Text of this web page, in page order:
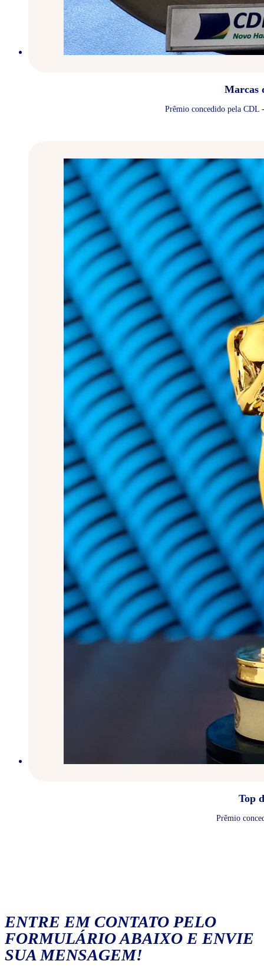
Marcas
Prêmio concedido pela CDL
Top
Prêmio
ENTRE EM CONTATO PELO
FORMULÁRIO ABAIXO E ENVIE
SUA MENSAGEM!